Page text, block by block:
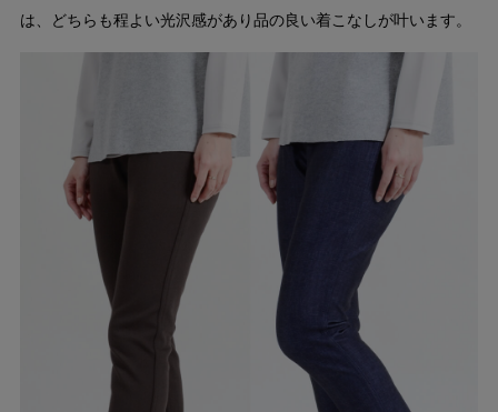
は、どちらも程よい光沢感があり品の良い着こなしが叶います。